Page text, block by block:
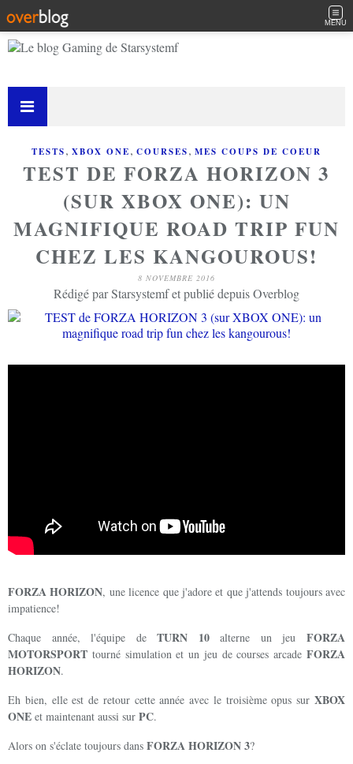
MENU
TESTS, XBOX ONE, COURSES, MES COUPS DE COEUR
TEST DE FORZA HORIZON 3
(SUR XBOX ONE): UN
MAGNIFIQUE ROAD TRIP FUN
CHEZ LES KANGOUROUS!
8 NOVEMBRE 2016
Rédigé par Starsystemf et publié depuis Overblog
FORZA HORIZON, une licence que j'adore et que j'attends toujours avec
impatience!
Chaque année, l'équipe deTURN 10alterne un jeuFORZA
MOTORSPORT tourné simulation et un jeu de courses arcade FORZA
HORIZON.
Eh bien, elle est de retour cette année avec le troisième opus sur XBOX
ONE et maintenant aussi sur PC.
Alors on s'éclate toujours dans FORZA HORIZON 3?